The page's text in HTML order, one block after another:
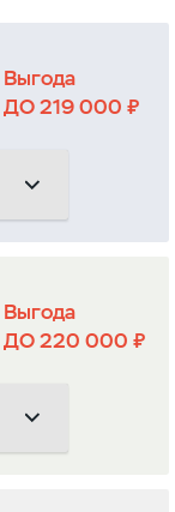
Выгода
ДО 219 000 ₽
Выгода
ДО 220 000 ₽